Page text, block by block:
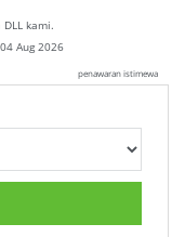
kami.
04 Aug 2026
penawaran istimewa